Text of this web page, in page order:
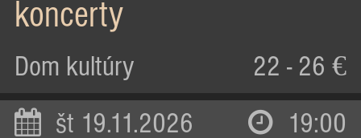
koncerty
Dom kultúry 22 - 26 €
št 19.11.2026 19:00